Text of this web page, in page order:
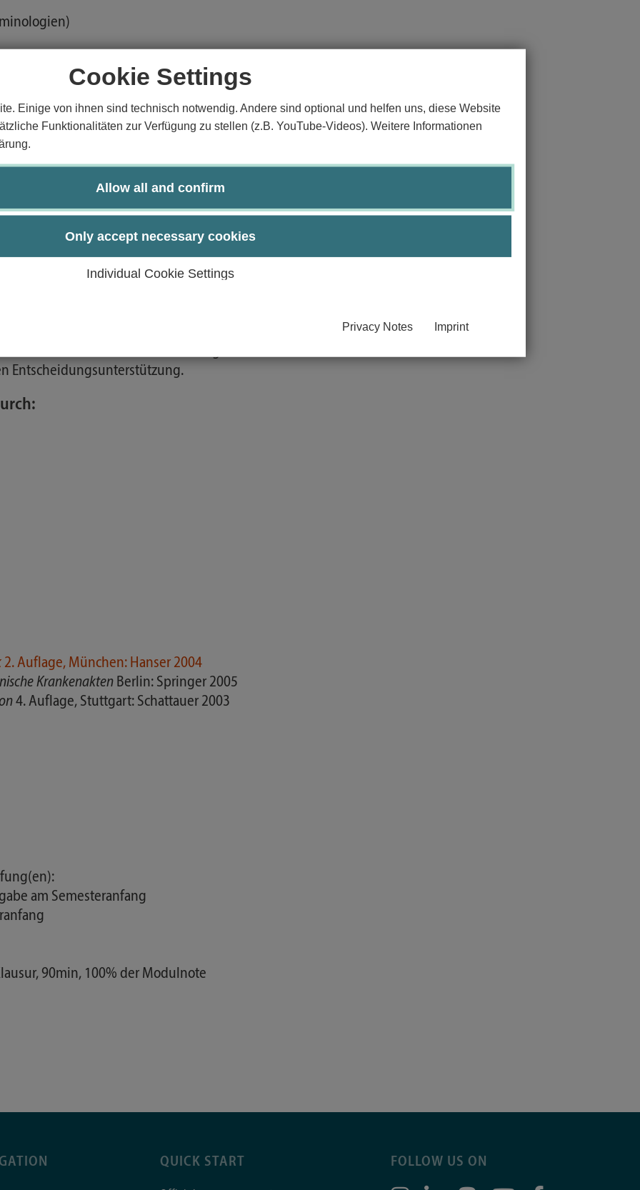
Cookie Settings
Einige von ihnen sind technisch notwendig. Andere sind optional und helfen uns, diese Website
Funktionalitäten zur Verfügung zu stellen (z.B. YouTube-Videos). Weitere Informationen
Allow all and confirm
Only accept necessary cookies
Individual Cookie Settings
Privacy Notes Imprint
CT, MRT
Visualisierung
und Therapie
Methoden der Medizinischen Informatik.
sowie Inhalte elektronischer Patientenakte darlegen.
formulieren.
darlegen.
und Visualisierung erläutern.
Sensordatenauswertung.
Entscheidungsunterstützung.
2. Auflage, München: Hanser 2004
Krankenakten Berlin: Springer 2005
4. Auflage, Stuttgart: Schattauer 2003
am Semesteranfang
90min, 100% der Modulnote
QUICK START FOLLOW US ON